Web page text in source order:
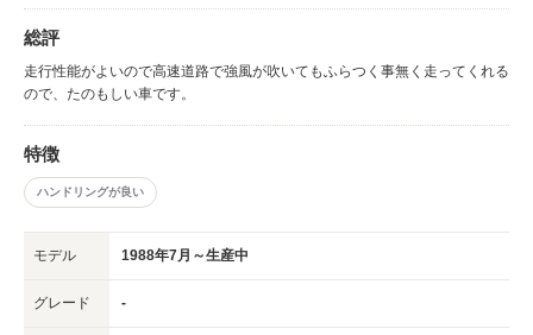
総評
走行性能がよいので高速道路で強風が吹いてもふらつく事無く走ってくれる
ので、たのもしい車です。
特徴
ハンドリングが良い
モデル 1988年7月～生産中
グレード -